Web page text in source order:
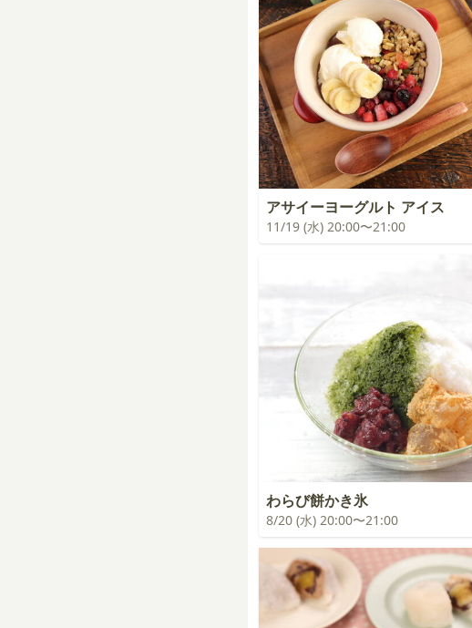
アサイーヨーグルト アイス
11/19 (水) 20:00〜21:00
わらび餅かき氷
8/20 (水) 20:00〜21:00